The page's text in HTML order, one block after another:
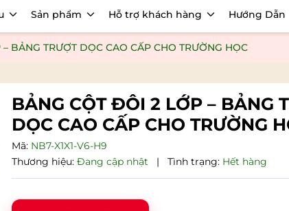
Sản phẩm Hỗ trợ khách hàng Hướng Dẫn
BẢNG TRƯỢT DỌC CAO CẤP CHO TRƯỜNG HỌC
BẢNG CỘT ĐÔI 2 LỚP – BẢNG
DỌC CAO CẤP CHO TRƯỜNG
Mã: NB7-X1X1-V6-H9
Thương hiệu: Đang cập nhật | Tình trạng: Hết hàng